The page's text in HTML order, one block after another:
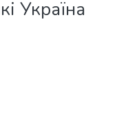
Україна